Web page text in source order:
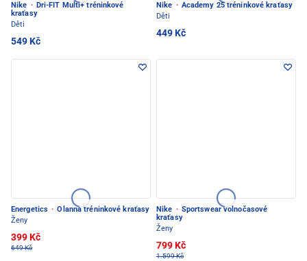
Nike · Dri-FIT Multi+ tréninkové
kraťasy
Děti
549 Kč
Nike · Academy 25 tréninkové kraťasy
Děti
449 Kč
Energetics · Olanna tréninkové kraťasy
Ženy
399 Kč
649 Kč
Nike · Sportswear volnočasové
kraťasy
Ženy
799 Kč
1.599 Kč